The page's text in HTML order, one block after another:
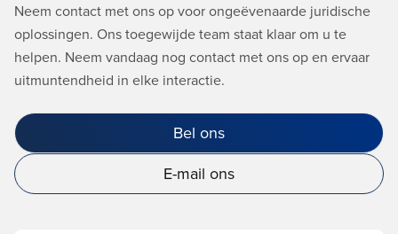
Neem contact met ons op voor ongeëvenaarde juridische
oplossingen. Ons toegewijde team staat klaar om u te
helpen. Neem vandaag nog contact met ons op en ervaar
uitmuntendheid in elke interactie.
Bel ons
E-mail ons